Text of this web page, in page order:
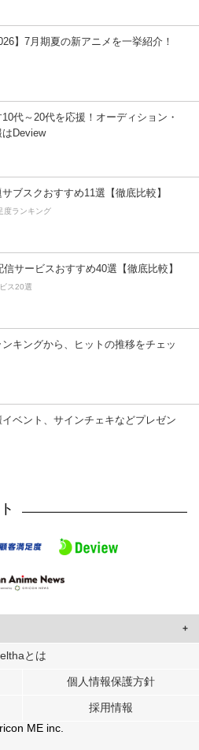
】7月期夏の新アニメを一挙紹介！
代～20代を応援！オーディション・
Deview
ブスクおすすめ11選【徹底比較】
度ランキング
サービスおすすめ40選【徹底比較】
ス20選
キングから、ヒットの推移をチェッ
ベント、サインチェキなどプレゼン
ユーザーに合わせたコンテンツや広告の
各パートナーに提供しています。
ーが各パートナーに提供した他の情報や、
を使用したときに収集した他の情報を組み
elthaとは
個人情報保護方針
採用情報
ME inc.